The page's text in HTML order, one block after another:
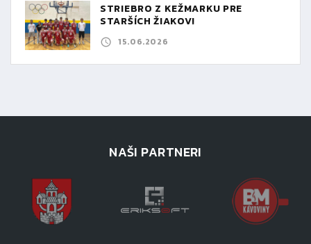
STRIEBRO Z KEŽMARKU PRE
STARŠÍCH ŽIAKOV!
15.06.2026
NAŠI PARTNERI